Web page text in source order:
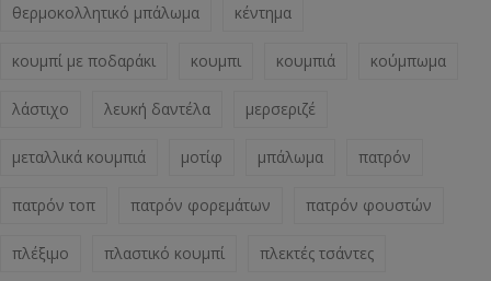
θερμοκολλητικό μπάλωμα κέντημα
κουμπί με ποδαράκι κουμπι κουμπιά κούμπωμα
λάστιχο λευκή δαντέλα μερσεριζέ
μεταλλικά κουμπιά μοτίφ μπάλωμα πατρόν
πατρόν τοπ πατρόν φορεμάτων πατρόν φουστών
πλέξιμο πλαστικό κουμπί πλεκτές τσάντες